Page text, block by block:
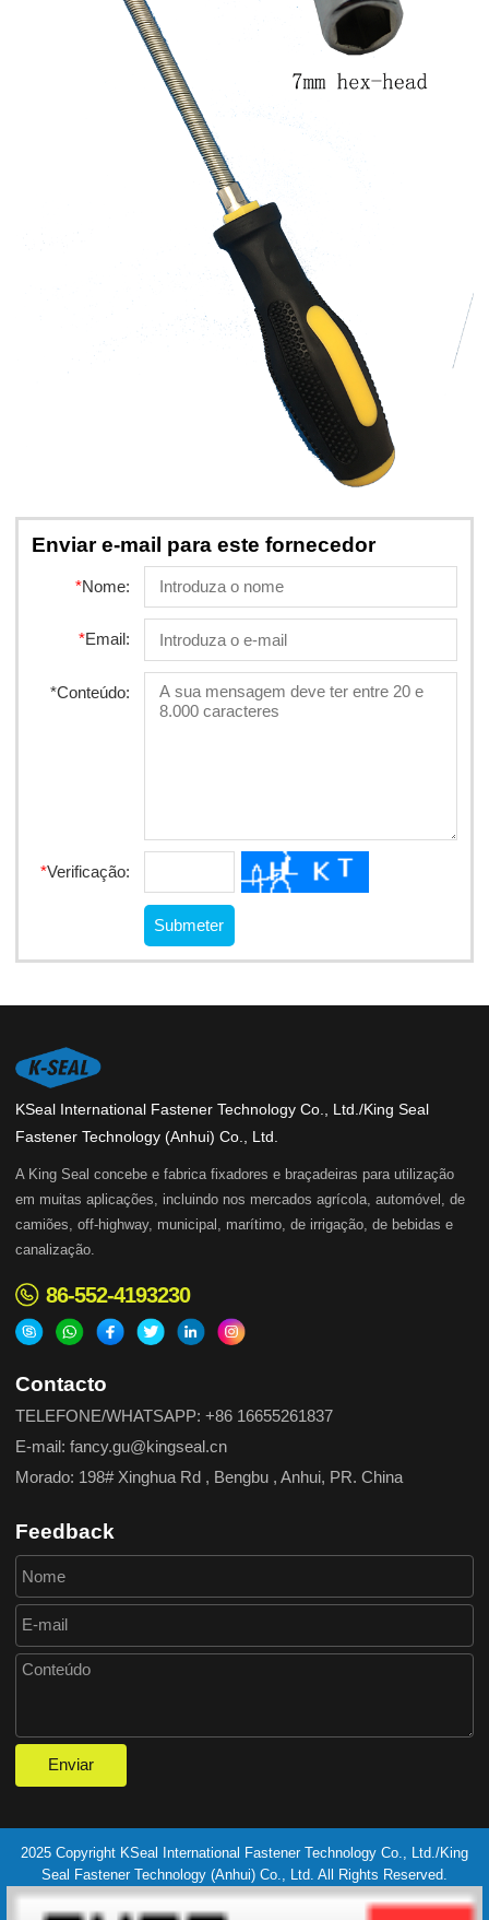
Enviar e-mail para este fornecedor
*Nome:
*Email:
*Conteúdo:
*Verificação:
KSeal International Fastener Technology Co., Ltd./King Seal
Fastener Technology (Anhui) Co., Ltd.
A King Seal concebe e fabrica fixadores e braçadeiras para utilização
em muitas aplicações, incluindo nos mercados agrícola, automóvel, de
camiões, off-highway, municipal, marítimo, de irrigação, de bebidas e
canalização.
86-552-4193230
Contacto
TELEFONE/WHATSAPP: +86 16655261837
E-mail: fancy.gu@kingseal.cn
Morado: 198# Xinghua Rd , Bengbu , Anhui, PR. China
Feedback
2025 Copyright KSeal International Fastener Technology Co., Ltd./King
Seal Fastener Technology (Anhui) Co., Ltd. All Rights Reserved.